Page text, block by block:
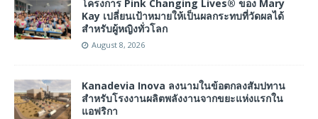
โครงการ Pink Changing Lives® ของ Mary
Kay เปลี่ยนเป้าหมายให้เป็นผลกระทบที่วัดผลได้
สำหรับผู้หญิงทั่วโลก
August 8, 2026
Kanadevia Inova ลงนามในข้อตกลงสัมปทาน
สำหรับโรงงานผลิตพลังงานจากขยะแห่งแรกใน
แอฟริกา